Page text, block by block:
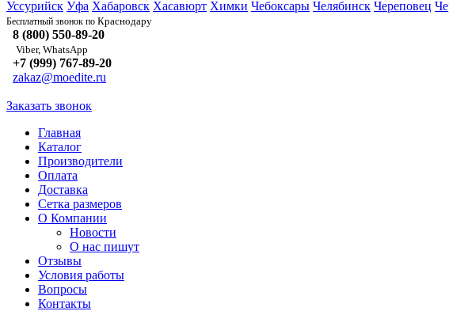
Уссурийск Уфа Хабаровск Хасавюрт Химки Чебоксары Челябинск Череповец
Бесплатный звонок по Краснодару
8 (800) 550-89-20
Viber, WhatsApp
+7 (999) 767-89-20
zakaz@moedite.ru
Заказать звонок
Главная
Каталог
Производители
Оплата
Доставка
Сетка размеров
О Компании
Новости
О нас пишут
Отзывы
Условия работы
Вопросы
Контакты